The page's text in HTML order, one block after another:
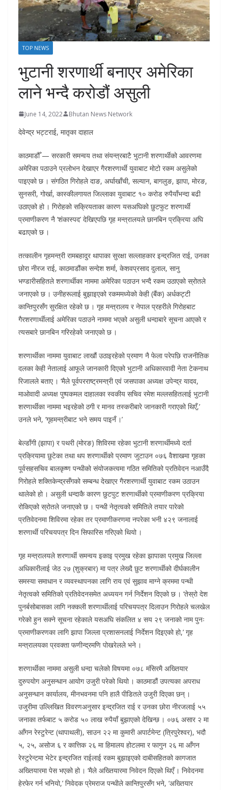
TOP NEWS
भुटानी शरणार्थी बनाएर अमेरिका
लाने भन्दै करोडौं असुली
June 14, 2022 Bhutan News Network
देवेन्द्र भट्टराई, मातृका दाहाल
काठमाडौँ — सरकारी समन्वय तथा संयन्त्रबाटै भुटानी शरणार्थीको आवरणमा
अमेरिका पठाउने प्रलोभन देखाएर गैरशरणार्थी युवाबाट मोटो रकम असुलेको
पाइएको छ । संगठित गिरोहले दाङ, अर्घाखाँची, सल्यान, बागलुङ, झापा, मोरङ,
सुनसरी, गोर्खा, कास्कीलगायत जिल्लाका युवाबाट १० करोड रुपैयाँभन्दा बढी
उठाएको हो । गिरोहको सक्रियताका कारण यसअघिको छुटफुट शरणार्थी
प्रमाणीकरण नै ‘शंकास्पद’ देखिएपछि गृह मन्त्रालयले छानबिन प्रक्रिया अघि
बढाएको छ ।
तत्कालीन गृहमन्त्री रामबहादुर थापाका सुरक्षा सल्लाहकार इन्द्रजित राई, उनका
छोरा नीरज राई, काठमाडौंका सन्देश शर्मा, केशवप्रसाद दुलाल, सानु
भण्डारीसहितले शरणार्थीका नाममा अमेरिका पठाउन भन्दै रकम उठाएको स्रोतले
जनाएको छ । उनीहरूलाई बुझाइएको रकममध्येको केही (बैंक) अर्धकट्टी
कान्तिपुरसँग सुरक्षित रहेको छ । गृह मन्त्रालय र नेपाल प्रहरीले गिरोहबाट
गैरशरणार्थीलाई अमेरिका पठाउने नाममा भएको असुली धन्दाबारे सूचना आएको र
त्यसबारे छानबिन गरिरहेको जनाएको छ ।
शरणार्थीका नाममा युवाबाट लाखौं उठाइरहेको प्रमाण नै फेला परेपछि राजनीतिक
दलका केही नेतालाई आफूले जानकारी दिएको भुटानी अधिकारवादी नेता टेकनाथ
रिजालले बताए । ‘मैले पूर्वपरराष्ट्रमन्त्री एवं जसपाका अध्यक्ष उपेन्द्र यादव,
माओवादी अध्यक्ष पुष्पकमल दाहालका स्वकीय सचिव रमेश मल्लसहितलाई भुटानी
शरणार्थीका नाममा भइरहेको ठगी र मानव तस्करीबारे जानकारी गराएको थिएँ,’
उनले भने, ‘गृहमन्त्रीबाट भने समय पाइनँ ।’
बेल्डाँगी (झापा) र पथरी (मोरङ) शिविरमा रहेका भुटानी शरणार्थीमध्ये दर्ता
प्रक्रियामा छुटेका तथा थप शरणार्थीको प्रमाण जुटाउन ०७६ वैशाखमा गृहका
पूर्वसहसचिव बालकृष्ण पन्थीको संयोजकत्वमा गठित समितिको प्रतिवेदन नआउँदै
गिरोहले शक्तिकेन्द्रसँगको सम्बन्ध देखाएर गैरशरणार्थी युवाबाट रकम उठाउन
थालेको हो । असुली धन्दाकै कारण छुटपुट शरणार्थीको प्रमाणीकरण प्रक्रिया
रोकिएको स्रोतले जनाएको छ । पन्थी नेतृत्वको समितिले तयार पारेको
प्रतिवेदनमा शिविरमा रहेका तर प्रमाणीकरणमा नपरेका भनी ४२९ जनालाई
शरणार्थी परिचयपत्र दिन सिफारिस गरिएको थियो ।
गृह मन्त्रालयले शरणार्थी समन्वय इकाइ प्रमुख रहेका झापाका प्रमुख जिल्ला
अधिकारीलाई जेठ २७ (शुक्रबार) मा पत्र लेख्दै छुट शरणार्थीको दीर्घकालीन
समस्या समाधान र व्यवस्थापनका लागि राय एवं सुझाव माग्ने क्रममा पन्थी
नेतृत्वको समितिको प्रतिवेदनसमेत अध्ययन गर्न निर्देशन दिएको छ । ‘तेस्रो देश
पुनर्बसोबासका लागि नक्कली शरणार्थीलाई परिचयपत्र दिलाउन गिरोहले चलखेल
गरेको हुन सक्ने सूचना रहेकाले यसअघि संकलित ४ सय २९ जनाको नाम पुनः
प्रमाणीकरणका लागि झापा जिल्ला प्रशासनलाई निर्देशन दिइएको हो,’ गृह
मन्त्रालयका प्रवक्ता फणीन्द्रमणि पोखरेलले भने ।
शरणार्थीका नाममा असुली धन्दा चलेको विषयमा ०७८ मंसिरमै अख्तियार
दुरुपयोग अनुसन्धान आयोग उजुरी परेको थियो । काठमाडौं उपत्यका अपराध
अनुसन्धान कार्यालय, मीनभवनमा पनि हालै पीडितले उजुरी दिएका छन् ।
उजुरीमा उल्लिखित विवरणअनुसार इन्द्रजित राई र उनका छोरा नीरजलाई ५५
जनाका तर्फबाट ५ करोड ५० लाख रुपैयाँ बुझाएको देखिन्छ । ०७६ असार २ मा
आँगन रेस्टुरेन्ट (थापाथली), साउन २२ मा कुमारी अपार्टमेन्ट (त्रिपुरेश्वर), भदौ
५, २५, असोज ६ र कात्तिक २६ मा हिमालय होटलमा र फागुन २६ मा आँगन
रेस्टुरेन्टमा भेटेर इन्द्रजित राईलाई रकम बुझाइएको दाबीसहितको कागजात
अख्तियारमा पेस भएको हो । ‘मैले अख्तियारमा निवेदन दिएको थिएँ । निवेदनमा
हेरफेर गर्न भनियो,’ निवेदक प्रेमराज पन्थीले कान्तिपुरसँग भने, ‘अख्तियार